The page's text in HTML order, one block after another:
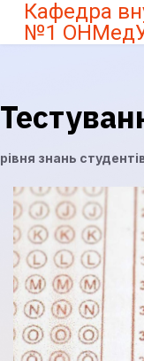
Кафедра
№1
рівня знань